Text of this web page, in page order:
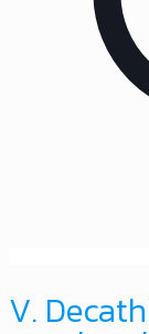
V.